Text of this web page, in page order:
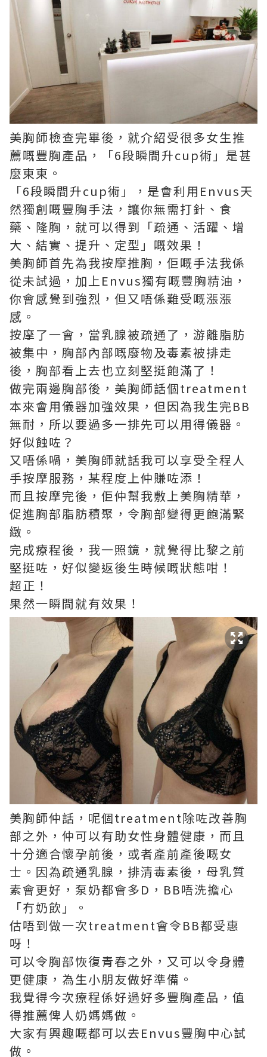
美胸師檢查完畢後，就介紹受很多女生推
薦嘅豐胸產品，「6段瞬間升cup術」是甚
麼東東。
「6段瞬間升cup術」，是會利用Envus天
然獨創嘅豐胸手法，讓你無需打針、食
藥、隆胸，就可以得到「疏通、活躍、增
大、結實、提升、定型」嘅效果！
美胸師首先為我按摩推胸，佢嘅手法我係
從未試過，加上Envus獨有嘅豐胸精油，
你會感覺到強烈，但又唔係難受嘅漲漲
感。
按摩了一會，當乳腺被疏通了，游離脂肪
被集中，胸部內部嘅廢物及毒素被排走
後，胸部看上去也立刻堅挺飽滿了！
做完兩邊胸部後，美胸師話個treatment
本來會用儀器加強效果，但因為我生完BB
無耐，所以要過多一排先可以用得儀器。
好似蝕咗？
又唔係喎，美胸師就話我可以享受全程人
手按摩服務，某程度上仲賺咗添！
而且按摩完後，佢仲幫我敷上美胸精華，
促進胸部脂肪積聚，令胸部變得更飽滿緊
緻。
完成療程後，我一照鏡，就覺得比黎之前
堅挺咗，好似變返後生時候嘅狀態咁！
超正！
果然一瞬間就有效果！
美胸師仲話，呢個treatment除咗改善胸
部之外，仲可以有助女性身體健康，而且
十分適合懷孕前後，或者產前產後嘅女
士。因為疏通乳腺，排清毒素後，母乳質
素會更好，泵奶都會多D，BB唔洗擔心
「冇奶飲」。
估唔到做一次treatment會令BB都受惠
呀！
可以令胸部恢復青春之外，又可以令身體
更健康，為生小朋友做好準備。
我覺得今次療程係好過好多豐胸產品，值
得推薦俾人奶媽媽做。
大家有興趣嘅都可以去Envus豐胸中心試
做。